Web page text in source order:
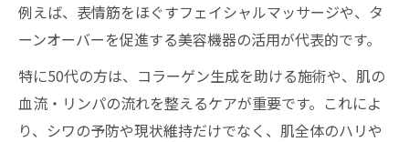
例えば、表情筋をほぐすフェイシャルマッサージや、タ
ーンオーバーを促進する美容機器の活用が代表的です。
特に50代の方は、コラーゲン生成を助ける施術や、肌の
血流・リンパの流れを整えるケアが重要です。これによ
り、シワの予防や現状維持だけでなく、肌全体のハリや